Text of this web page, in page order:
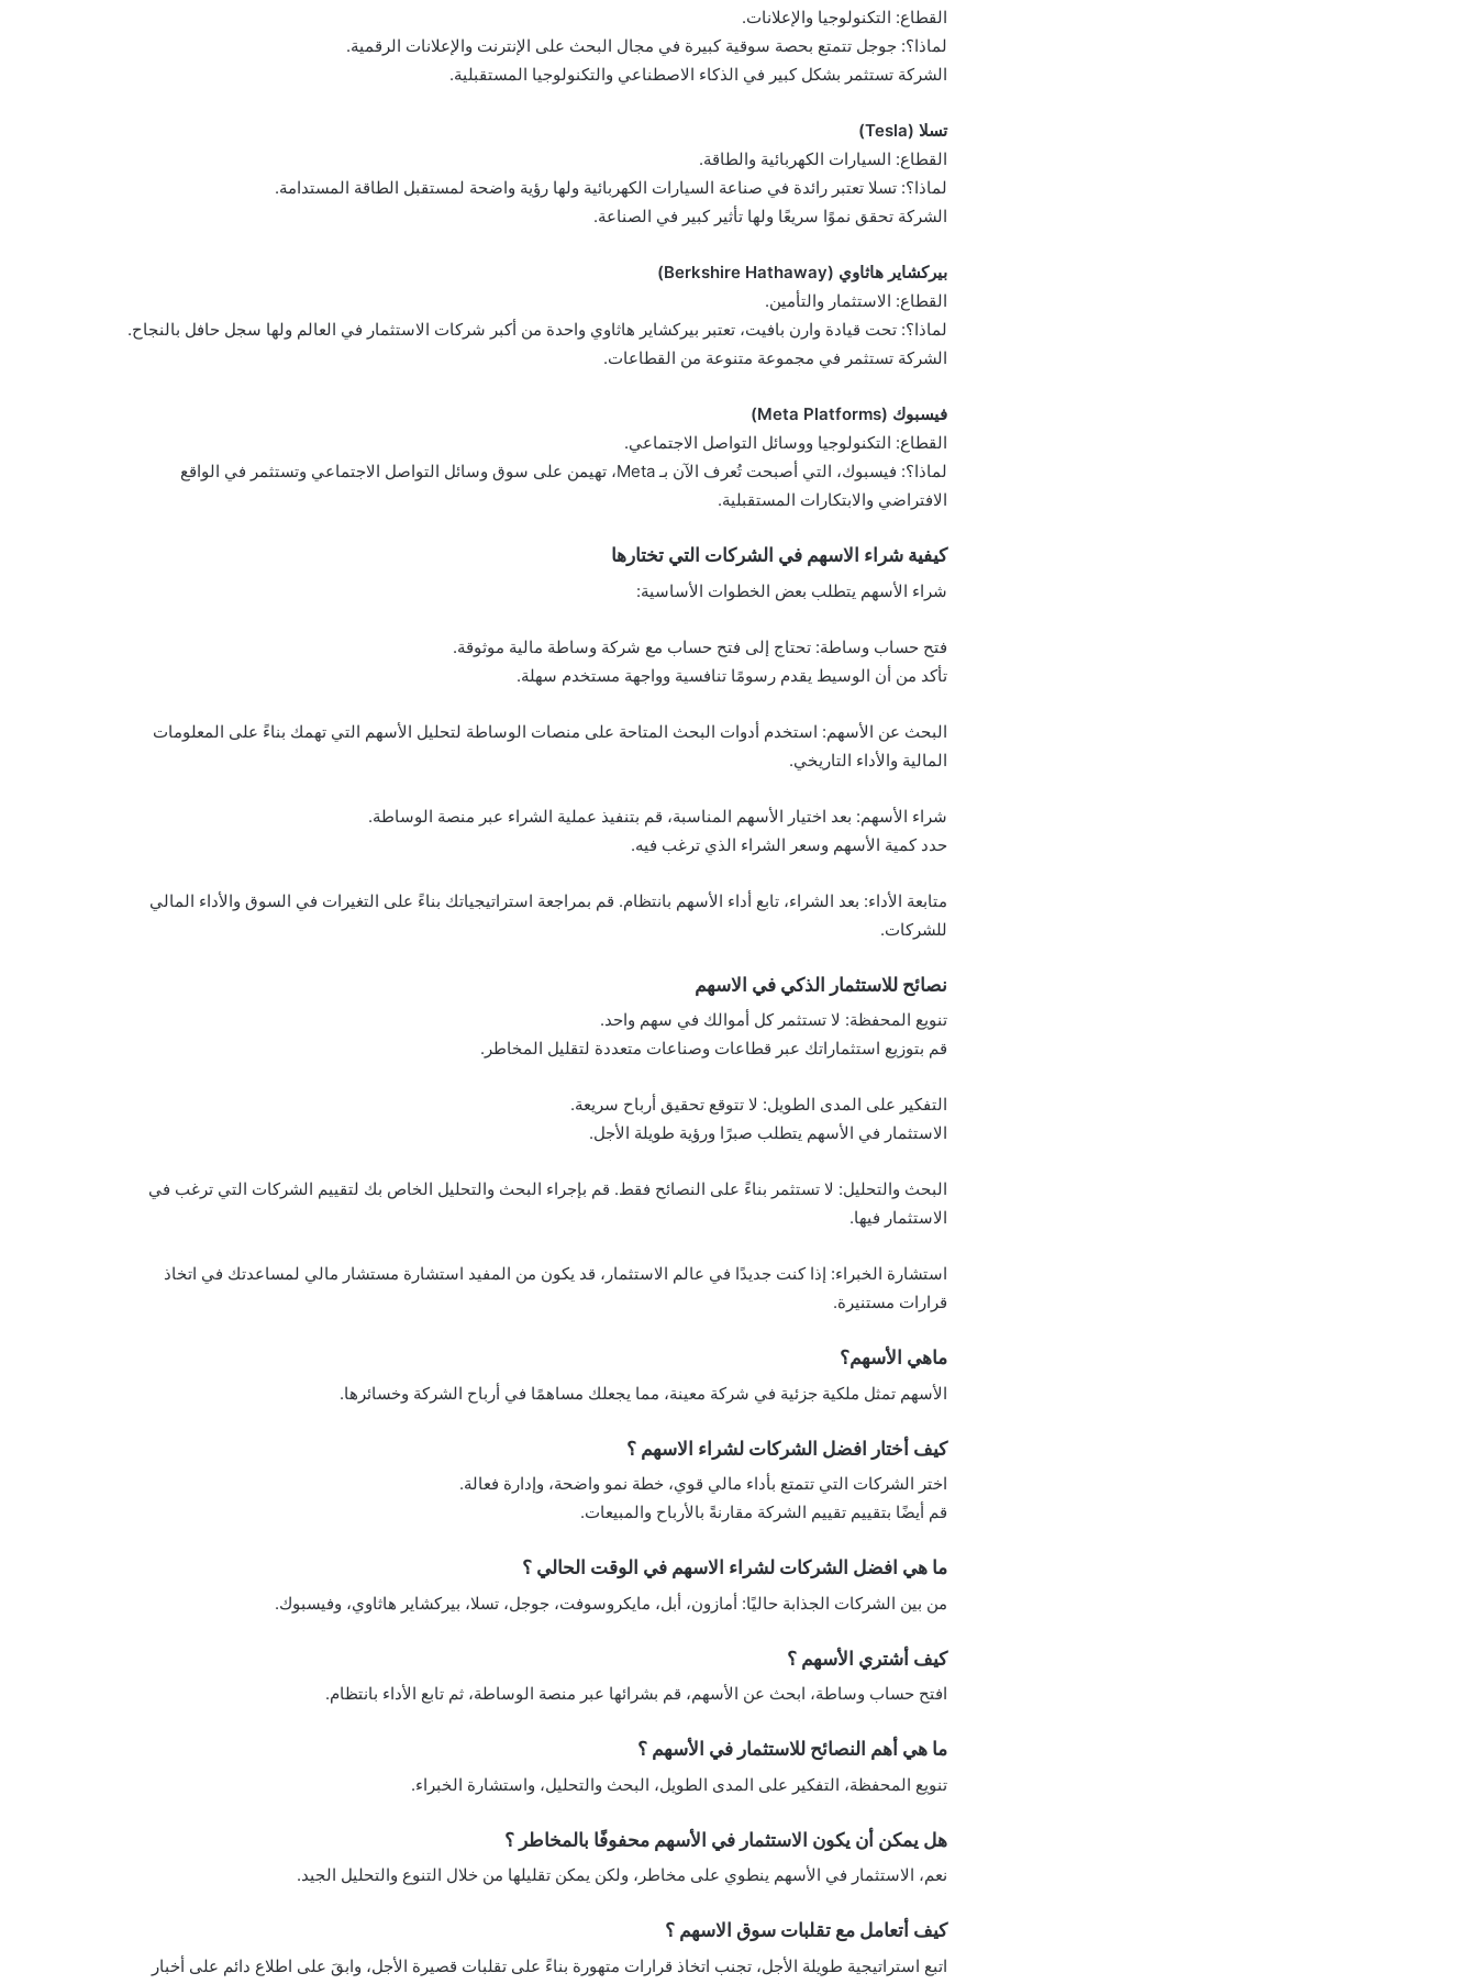
القطاع: التكنولوجيا والإعلانات.
لماذا؟: جوجل تتمتع بحصة سوقية كبيرة في مجال البحث على الإنترنت والإعلانات الرقمية.
الشركة تستثمر بشكل كبير في الذكاء الاصطناعي والتكنولوجيا المستقبلية.
تسلا (Tesla)
القطاع: السيارات الكهربائية والطاقة.
لماذا؟: تسلا تعتبر رائدة في صناعة السيارات الكهربائية ولها رؤية واضحة لمستقبل الطاقة المستدامة.
الشركة تحقق نموًا سريعًا ولها تأثير كبير في الصناعة.
بيركشاير هاثاوي (Berkshire Hathaway)
القطاع: الاستثمار والتأمين.
لماذا؟: تحت قيادة وارن بافيت، تعتبر بيركشاير هاثاوي واحدة من أكبر شركات الاستثمار في العالم ولها سجل حافل بالنجاح.
الشركة تستثمر في مجموعة متنوعة من القطاعات.
فيسبوك (Meta Platforms)
القطاع: التكنولوجيا ووسائل التواصل الاجتماعي.
لماذا؟: فيسبوك، التي أصبحت تُعرف الآن بـ Meta، تهيمن على سوق وسائل التواصل الاجتماعي وتستثمر في الواقع
الافتراضي والابتكارات المستقبلية.
كيفية شراء الاسهم في الشركات التي تختارها
شراء الأسهم يتطلب بعض الخطوات الأساسية:
فتح حساب وساطة: تحتاج إلى فتح حساب مع شركة وساطة مالية موثوقة.
تأكد من أن الوسيط يقدم رسومًا تنافسية وواجهة مستخدم سهلة.
البحث عن الأسهم: استخدم أدوات البحث المتاحة على منصات الوساطة لتحليل الأسهم التي تهمك بناءً على المعلومات
المالية والأداء التاريخي.
شراء الأسهم: بعد اختيار الأسهم المناسبة، قم بتنفيذ عملية الشراء عبر منصة الوساطة.
حدد كمية الأسهم وسعر الشراء الذي ترغب فيه.
متابعة الأداء: بعد الشراء، تابع أداء الأسهم بانتظام. قم بمراجعة استراتيجياتك بناءً على التغيرات في السوق والأداء المالي
للشركات.
نصائح للاستثمار الذكي في الاسهم
تنويع المحفظة: لا تستثمر كل أموالك في سهم واحد.
قم بتوزيع استثماراتك عبر قطاعات وصناعات متعددة لتقليل المخاطر.
التفكير على المدى الطويل: لا تتوقع تحقيق أرباح سريعة.
الاستثمار في الأسهم يتطلب صبرًا ورؤية طويلة الأجل.
البحث والتحليل: لا تستثمر بناءً على النصائح فقط. قم بإجراء البحث والتحليل الخاص بك لتقييم الشركات التي ترغب في
الاستثمار فيها.
استشارة الخبراء: إذا كنت جديدًا في عالم الاستثمار، قد يكون من المفيد استشارة مستشار مالي لمساعدتك في اتخاذ
قرارات مستنيرة.
ماهي الأسهم؟
الأسهم تمثل ملكية جزئية في شركة معينة، مما يجعلك مساهمًا في أرباح الشركة وخسائرها.
كيف أختار افضل الشركات لشراء الاسهم ؟
اختر الشركات التي تتمتع بأداء مالي قوي، خطة نمو واضحة، وإدارة فعالة.
قم أيضًا بتقييم تقييم الشركة مقارنةً بالأرباح والمبيعات.
ما هي افضل الشركات لشراء الاسهم في الوقت الحالي ؟
من بين الشركات الجذابة حاليًا: أمازون، أبل، مايكروسوفت، جوجل، تسلا، بيركشاير هاثاوي، وفيسبوك.
كيف أشتري الأسهم ؟
افتح حساب وساطة، ابحث عن الأسهم، قم بشرائها عبر منصة الوساطة، ثم تابع الأداء بانتظام.
ما هي أهم النصائح للاستثمار في الأسهم ؟
تنويع المحفظة، التفكير على المدى الطويل، البحث والتحليل، واستشارة الخبراء.
هل يمكن أن يكون الاستثمار في الأسهم محفوفًا بالمخاطر ؟
نعم، الاستثمار في الأسهم ينطوي على مخاطر، ولكن يمكن تقليلها من خلال التنوع والتحليل الجيد.
كيف أتعامل مع تقلبات سوق الاسهم ؟
اتبع استراتيجية طويلة الأجل، تجنب اتخاذ قرارات متهورة بناءً على تقلبات قصيرة الأجل، وابقَ على اطلاع دائم على أخبار